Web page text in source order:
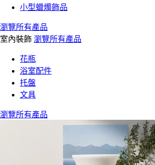
小型蠟燭飾品
瀏覽所有產品
室內裝飾 瀏覽所有產品
花瓶
浴室配件
托盤
文具
瀏覽所有產品